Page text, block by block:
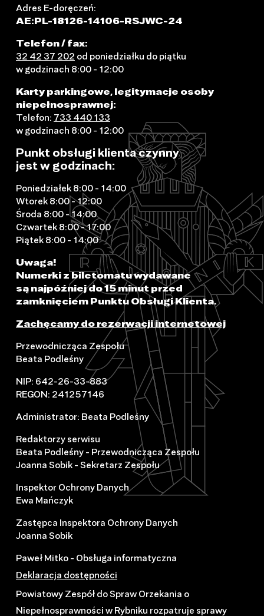
Adres E-doręczeń:
AE:PL-18126-14106-RSJWC-24
Telefon / fax:
32 42 37 202 od poniedziałku do piątku
w godzinach 8:00 - 12:00
Karty parkingowe, legitymacje osoby
niepełnosprawnej:
Telefon: 733 440 133
w godzinach 8:00 - 12:00
Punkt obsługi klienta czynny
jest w godzinach:
Poniedziałek 8:00 - 14:00
Wtorek 8:00 - 12:00
Środa 8:00 - 14:00
Czwartek 8:00 - 17:00
Piątek 8:00 - 14:00
Uwaga!
Numerki z biletomatu wydawane
są najpóźniej do 15 minut przed
zamknięciem Punktu Obsługi Klienta.
Zachęcamy do rezerwacji internetowej
Przewodnicząca Zespołu
Beata Podleśny
NIP: 642-26-33-883
REGON: 241257146
Administrator: Beata Podleśny
Redaktorzy serwisu
Beata Podleśny - Przewodnicząca Zespołu
Joanna Sobik - Sekretarz Zespołu
Inspektor Ochrony Danych
Ewa Mańczyk
Zastępca Inspektora Ochrony Danych
Joanna Sobik
Paweł Mitko - Obsługa informatyczna
Deklaracja dostępności
Powiatowy Zespół do Spraw Orzekania o
Niepełnosprawności w Rybniku rozpatruje sprawy